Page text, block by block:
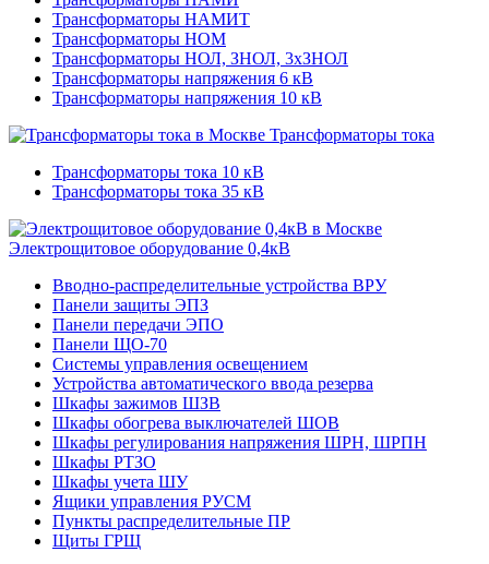
Трансформаторы НАМИТ
Трансформаторы НОМ
Трансформаторы НОЛ, ЗНОЛ, 3хЗНОЛ
Трансформаторы напряжения 6 кВ
Трансформаторы напряжения 10 кВ
Трансформаторы тока
Трансформаторы тока 10 кВ
Трансформаторы тока 35 кВ
Электрощитовое оборудование 0,4кВ
Вводно-распределительные устройства ВРУ
Панели защиты ЭПЗ
Панели передачи ЭПО
Панели ЩО-70
Системы управления освещением
Устройства автоматического ввода резерва
Шкафы зажимов ШЗВ
Шкафы обогрева выключателей ШОВ
Шкафы регулирования напряжения ШРН, ШРПН
Шкафы РТЗО
Шкафы учета ШУ
Ящики управления РУСМ
Пункты распределительные ПР
Щиты ГРЩ